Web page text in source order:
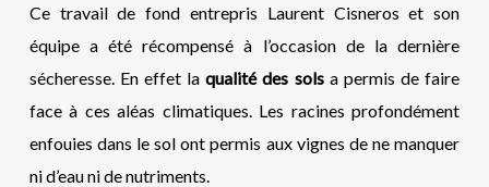
Ce travail de fond entrepris Laurent Cisneros et son
équipe a été récompensé à l’occasion de la dernière
sécheresse. En effet laqualité des solsa permis de faire
face à ces aléas climatiques. Les racines profondément
enfouies dans le sol ont permis aux vignes de ne manquer
ni d’eau ni de nutriments.